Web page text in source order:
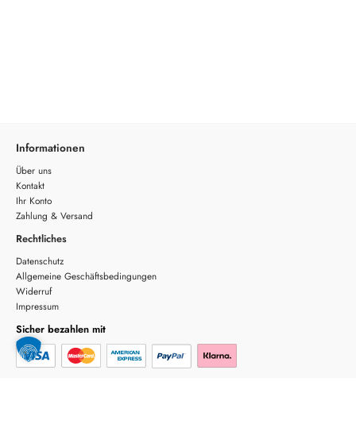
Informationen
Über uns
Kontakt
Ihr Konto
Zahlung & Versand
Rechtliches
Datenschutz
Allgemeine Geschäftsbedingungen
Widerruf
Impressum
Sicher bezahlen mit